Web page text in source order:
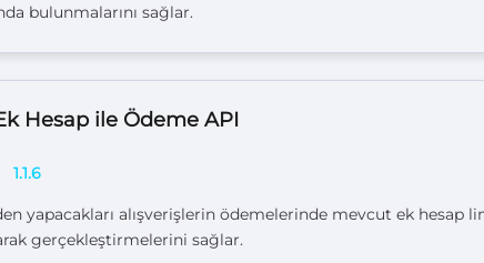
bulunmalarını sağlar.
Hesap ile Ödeme API
1.1.6
yapacakları alışverişlerin ödemelerinde mevcut ek hesap
gerçekleştirmelerini sağlar.